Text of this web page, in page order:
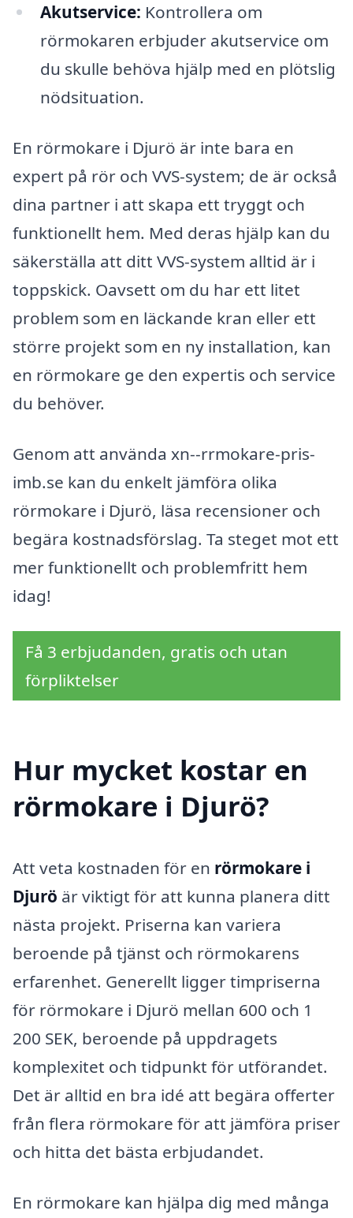
Akutservice: Kontrollera om
rörmokaren erbjuder akutservice om
du skulle behöva hjälp med en plötslig
nödsituation.
En rörmokare i Djurö är inte bara en
expert på rör och VVS-system; de är också
dina partner i att skapa ett tryggt och
funktionellt hem. Med deras hjälp kan du
säkerställa att ditt VVS-system alltid är i
toppskick. Oavsett om du har ett litet
problem som en läckande kran eller ett
större projekt som en ny installation, kan
en rörmokare ge den expertis och service
du behöver.
Genom att använda xn--rrmokare-pris-
imb.se kan du enkelt jämföra olika
rörmokare i Djurö, läsa recensioner och
begära kostnadsförslag. Ta steget mot ett
mer funktionellt och problemfritt hem
idag!
Få 3 erbjudanden, gratis och utan
förpliktelser
Hur mycket kostar en
rörmokare i Djurö?
Att veta kostnaden för en rörmokare i
Djurö är viktigt för att kunna planera ditt
nästa projekt. Priserna kan variera
beroende på tjänst och rörmokarens
erfarenhet. Generellt ligger timpriserna
för rörmokare i Djurö mellan 600 och 1
200 SEK, beroende på uppdragets
komplexitet och tidpunkt för utförandet.
Det är alltid en bra idé att begära offerter
från flera rörmokare för att jämföra priser
och hitta det bästa erbjudandet.
En rörmokare kan hjälpa dig med många